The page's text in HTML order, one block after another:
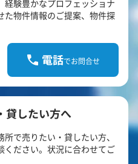
経験豊かなプロフェッショナ
た物件情報のご提案、物件探
電話でお問合せ
貸したい方へ
で売りたい・貸したい方、
ください。状況に合わせてご